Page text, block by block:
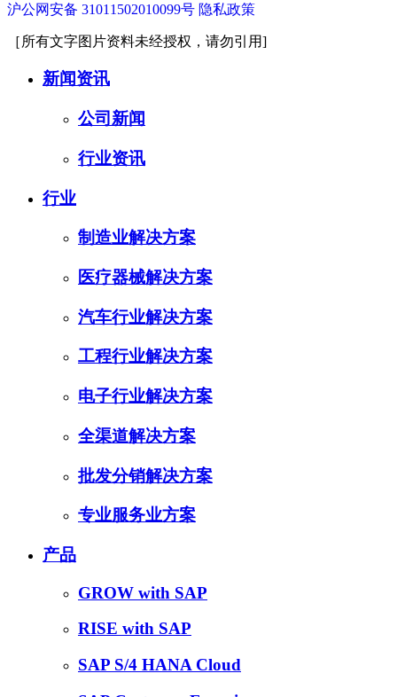
沪公网安备 31011502010099号 隐私政策
［所有文字图片资料未经授权，请勿引用]
新闻资讯
公司新闻
行业资讯
行业
制造业解决方案
医疗器械解决方案
汽车行业解决方案
工程行业解决方案
电子行业解决方案
全渠道解决方案
批发分销解决方案
专业服务业方案
产品
GROW with SAP
RISE with SAP
SAP S/4 HANA Cloud